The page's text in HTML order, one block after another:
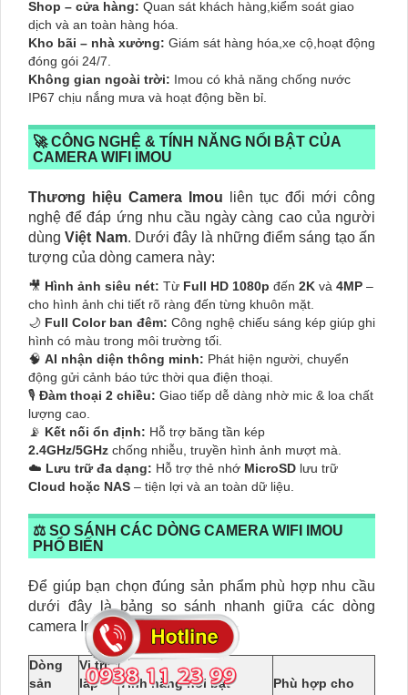
Shop – cửa hàng: Quan sát khách hàng,kiểm soát giao
dịch và an toàn hàng hóa.
Kho bãi – nhà xưởng: Giám sát hàng hóa,xe cộ,hoạt động
đóng gói 24/7.
Không gian ngoài trời: Imou có khả năng chống nước
IP67 chịu nắng mưa và hoạt động bền bỉ.
🚀 CÔNG NGHỆ & TÍNH NĂNG NỔI BẬT CỦA
CAMERA WIFI IMOU
Thương hiệu Camera Imou liên tục đổi mới công
nghệ để đáp ứng nhu cầu ngày càng cao của người
dùngViệt Nam. Dưới đây là những điểm sáng tạo ấn
tượng của dòng camera này:
🎥 Hình ảnh siêu nét: Từ Full HD 1080p đến 2K và 4MP –
cho hình ảnh chi tiết rõ ràng đến từng khuôn mặt.
🌙 Full Color ban đêm: Công nghệ chiếu sáng kép giúp ghi
hình có màu trong môi trường tối.
🧠 AI nhận diện thông minh: Phát hiện người, chuyển
động gửi cảnh báo tức thời qua điện thoại.
🎙️ Đàm thoại 2 chiều: Giao tiếp dễ dàng nhờ mic & loa chất
lượng cao.
📡 Kết nối ổn định: Hỗ trợ băng tần kép
2.4GHz/5GHz chống nhiễu, truyền hình ảnh mượt mà.
☁️ Lưu trữ đa dạng: Hỗ trợ thẻ nhớ MicroSD lưu trữ
Cloud hoặc NAS – tiện lợi và an toàn dữ liệu.
⚖️ SO SÁNH CÁC DÒNG CAMERA WIFI IMOU
PHỔ BIẾN
Để giúp bạn chọn đúng sản phẩm phù hợp nhu cầu
dưới đây là bảng so sánh nhanh giữa các dòng
camera Imou:
Dòng
sản
Vị trí
lắp
Tính năng nổi bật Phù hợp cho